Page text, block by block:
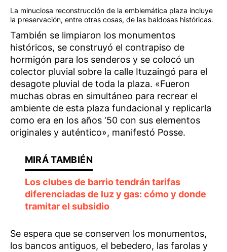
La minuciosa reconstrucción de la emblemática plaza incluye
la preservación, entre otras cosas, de las baldosas históricas.
También se limpiaron los monumentos
históricos, se construyó el contrapiso de
hormigón para los senderos y se colocó un
colector pluvial sobre la calle Ituzaingó para el
desagote pluvial de toda la plaza. «Fueron
muchas obras en simultáneo para recrear el
ambiente de esta plaza fundacional y replicarla
como era en los años ‘50 con sus elementos
originales y auténtico», manifestó Posse.
Los clubes de barrio tendrán tarifas
diferenciadas de luz y gas: cómo y donde
tramitar el subsidio
Se espera que se conserven los monumentos,
los bancos antiguos, el bebedero, las farolas y